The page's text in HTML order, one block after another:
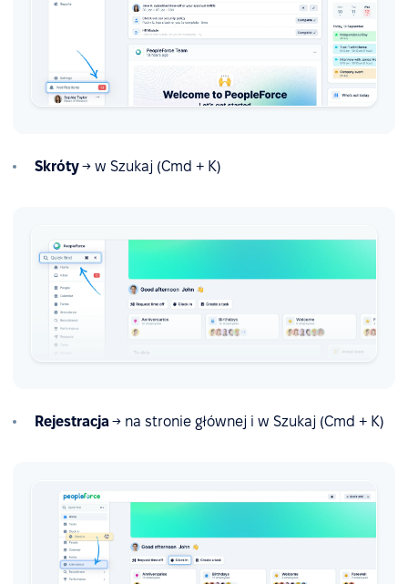
Skróty→ w Szukaj (Cmd + K)
Rejestracja→ na stronie głównej i w Szukaj (Cmd + K)